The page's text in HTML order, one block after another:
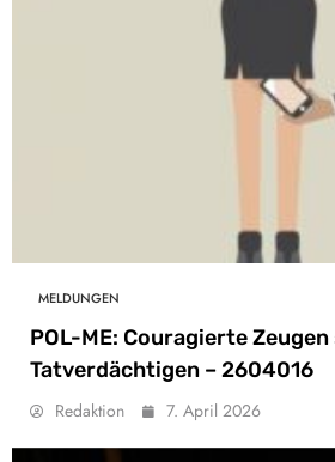
MELDUNGEN
POL-ME: Couragierte
Tatverdächtigen – 2604016
Redaktion 7. April 2026